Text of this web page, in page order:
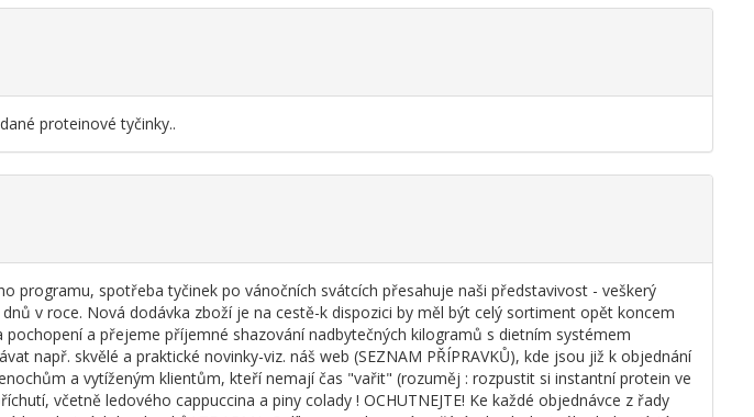
proteinové tyčinky..
programu, spotřeba tyčinek po vánočních svátcích přesahuje naši představivost - veškerý
v roce. Nová dodávka zboží je na cestě-k dispozici by měl být celý sortiment opět koncem
a přejeme příjemné shazování nadbytečných kilogramů s dietním systémem
např. skvělé a praktické novinky-viz. náš web (SEZNAM PŘÍPRAVKŮ), kde jsou již k objednání
a vytíženým klientům, kteří nemají čas "vařit" (rozuměj : rozpustit si instantní protein ve
včetně ledového cappuccina a piny colady ! OCHUTNEJTE! Ke každé objednávce z řady